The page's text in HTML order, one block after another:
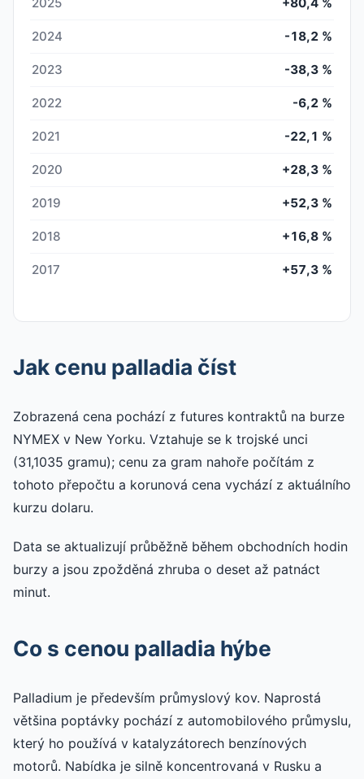
2025 +80,4 %
2024 -18,2 %
2023 -38,3 %
2022 -6,2 %
2021 -22,1 %
2020 +28,3 %
2019 +52,3 %
2018 +16,8 %
2017 +57,3 %
Jak cenu palladia číst
Zobrazená cena pochází z futures kontraktů na burze
NYMEX v New Yorku. Vztahuje se k trojské unci
(31,1035 gramu); cenu za gram nahoře počítám z
tohoto přepočtu a korunová cena vychází z aktuálního
kurzu dolaru.
Data se aktualizují průběžně během obchodních hodin
burzy a jsou zpožděná zhruba o deset až patnáct
minut.
Co s cenou palladia hýbe
Palladium je především průmyslový kov. Naprostá
většina poptávky pochází z automobilového průmyslu,
který ho používá v katalyzátorech benzínových
motorů. Nabídka je silně koncentrovaná v Rusku a